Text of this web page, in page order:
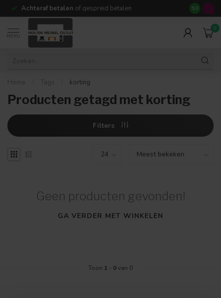
Achteraf betalen of gespreid betalen 14 dagen
9.3
MENU
0
Home Tags korting
Producten getagd met korting
Filters
Geen producten gevonden!
GA VERDER MET WINKELEN
Toon 1 - 0van 0